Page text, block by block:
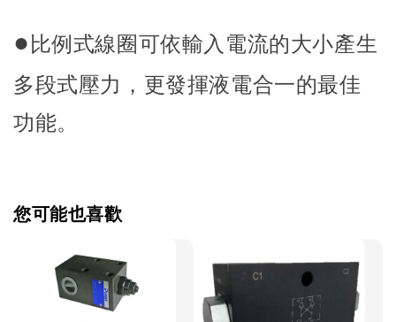
●比例式線圈可依輸入電流的大小產生
多段式壓力，更發揮液電合一的最佳
功能。
您可能也喜歡